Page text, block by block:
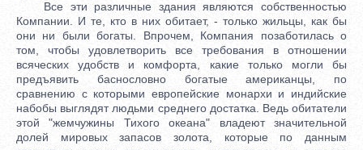
Все эти различные здания являются собственностью
Компании. И те, кто в них обитает, - только жильцы, как бы
они ни были богаты. Впрочем, Компания позаботилась о
том, чтобы удовлетворить все требования в отношении
всяческих удобств и комфорта, какие только могли бы
предъявить баснословно богатые американцы, по
сравнению с которыми европейские монархи и индийские
набобы выглядят людьми среднего достатка. Ведь обитатели
этой "жемчужины Тихого океана" владеют значительной
долей мировых запасов золота, которые по данным